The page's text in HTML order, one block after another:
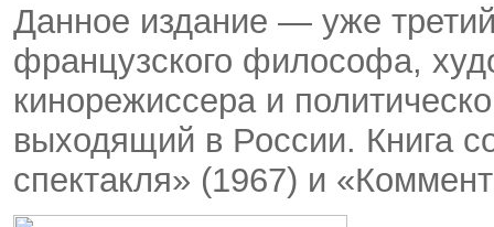
Данное издание — уже
французского философа,
кинорежиссера и
выходящий в России. Книга
спектакля» (1967) и